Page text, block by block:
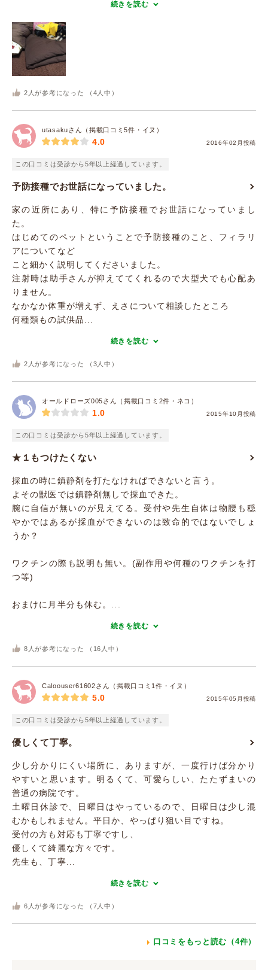
続きを読む
2 人が参考になった （ 4 人中）
utasakuさん（掲載口コミ5件・イヌ）
2016年02月投稿
4.0
この口コミは受診から5年以上経過しています。
予防接種でお世話になっていました。
家の近所にあり、特に予防接種でお世話になっていまし
た。
はじめてのペットということで予防接種のこと、フィラリ
アについてなど
こと細かく説明してくださいました。
注射時は助手さんが抑えててくれるので大型犬でも心配あ
りません。
なかなか体重が増えず、えさについて相談したところ
何種類もの試供品...
続きを読む
2 人が参考になった （ 3 人中）
オールドローズ005さん（掲載口コミ2件・ネコ）
2015年10月投稿
1.0
この口コミは受診から5年以上経過しています。
★１もつけたくない
採血の時に鎮静剤を打たなければできないと言う。
よその獣医では鎮静剤無しで採血できた。
腕に自信が無いのが見えてる。受付や先生自体は物腰も穏
やかではあるが採血ができないのは致命的ではないでしょ
うか？
ワクチンの際も説明も無い。(副作用や何種のワクチンを打
つ等)
おまけに月半分も休む。...
続きを読む
8 人が参考になった （ 16 人中）
Caloouser61602さん（掲載口コミ1件・イヌ）
2015年05月投稿
5.0
この口コミは受診から5年以上経過しています。
優しくて丁寧。
少し分かりにくい場所に、ありますが、一度行けば分かり
やすいと思います。明るくて、可愛らしい、たたずまいの
普通の病院です。
土曜日休診で、日曜日はやっているので、日曜日は少し混
むかもしれません。平日か、やっぱり狙い目ですね。
受付の方も対応も丁寧ですし、
優しくて綺麗な方々です。
先生も、丁寧...
続きを読む
6 人が参考になった （ 7 人中）
口コミをもっと読む（4件）